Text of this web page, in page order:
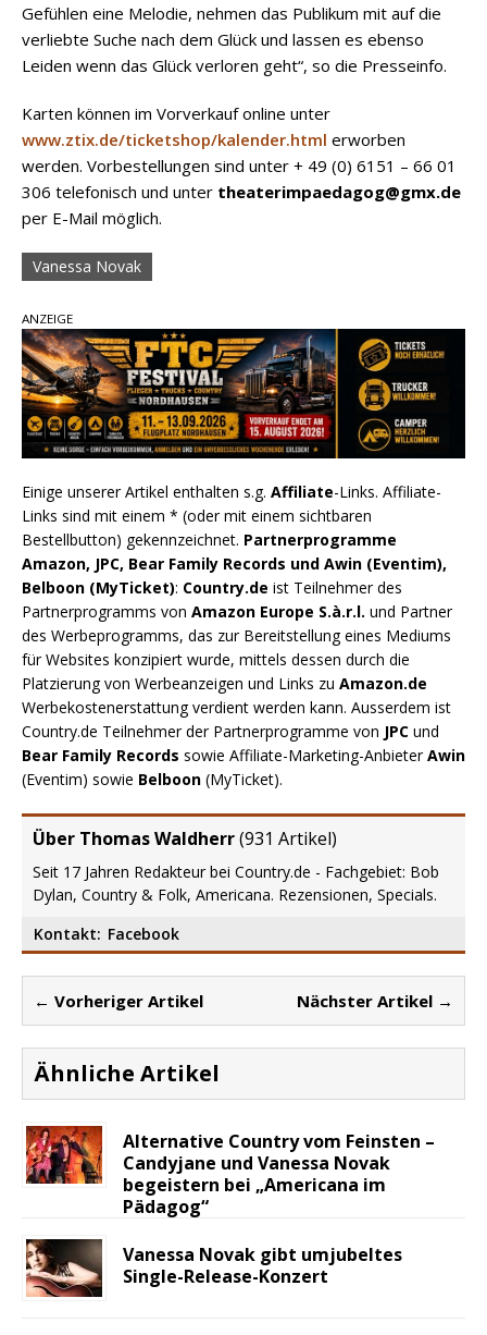
Gefühlen eine Melodie, nehmen das Publikum mit auf die
verliebte Suche nach dem Glück und lassen es ebenso
Leiden wenn das Glück verloren geht“, so die Presseinfo.
Karten können im Vorverkauf online unter
www.ztix.de/ticketshop/kalender.html erworben
werden. Vorbestellungen sind unter + 49 (0) 6151 – 66 01
306 telefonisch und unter theaterimpaedagog@gmx.de
per E-Mail möglich.
Vanessa Novak
ANZEIGE
Einige unserer Artikel enthalten s.g. Affiliate-Links. Affiliate-
Links sind mit einem * (oder mit einem sichtbaren
Bestellbutton) gekennzeichnet. Partnerprogramme
Amazon, JPC, Bear Family Records und Awin (Eventim),
Belboon (MyTicket): Country.de ist Teilnehmer des
Partnerprogramms von Amazon Europe S.à.r.l. und Partner
des Werbeprogramms, das zur Bereitstellung eines Mediums
für Websites konzipiert wurde, mittels dessen durch die
Platzierung von Werbeanzeigen und Links zu Amazon.de
Werbekostenerstattung verdient werden kann. Ausserdem ist
Country.de Teilnehmer der Partnerprogramme von JPC und
Bear Family Records sowie Affiliate-Marketing-AnbieterAwin
(Eventim) sowie Belboon (MyTicket).
Über Thomas Waldherr(931 Artikel)
Seit 17 Jahren Redakteur bei Country.de - Fachgebiet: Bob
Dylan, Country & Folk, Americana. Rezensionen, Specials.
Kontakt: Facebook
← Vorheriger Artikel Nächster Artikel →
Ähnliche Artikel
Alternative Country vom Feinsten –
Candyjane und Vanessa Novak
begeistern bei „Americana im
Pädagog“
Vanessa Novak gibt umjubeltes
Single-Release-Konzert